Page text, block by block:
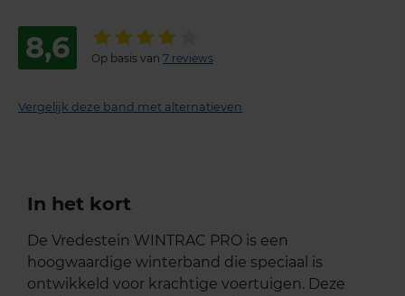
8,6 Op basis van 7 reviews
Vergelijk deze band met alternatieven
In het kort
De Vredestein WINTRAC PRO is een
hoogwaardige winterband die speciaal is
ontwikkeld voor krachtige voertuigen. Deze